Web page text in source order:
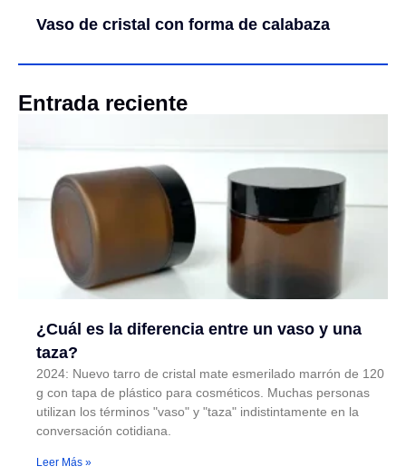
Vaso de cristal con forma de calabaza
Entrada reciente
¿Cuál es la diferencia entre un vaso y una
taza?
2024: Nuevo tarro de cristal mate esmerilado marrón de 120
g con tapa de plástico para cosméticos. Muchas personas
utilizan los términos "vaso" y "taza" indistintamente en la
conversación cotidiana.
Leer Más »